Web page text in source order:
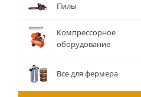
Пилы
Компрессорное
оборудование
Все для фермера